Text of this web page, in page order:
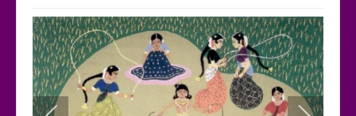
Accueil
Qui sommes-nous ?
Les Expositions
Les toiles